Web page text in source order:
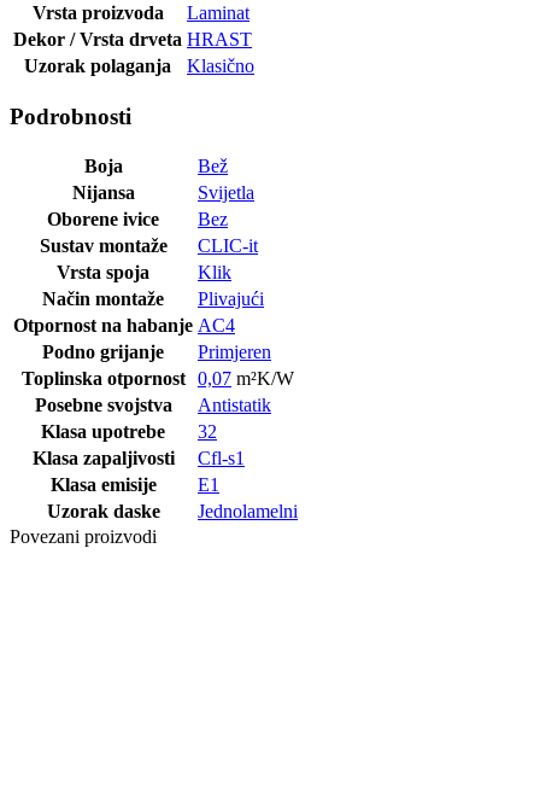
Vrsta proizvoda
Laminat
Dekor / Vrsta drveta HRAST
Uzorak polaganja
Klasično
Podrobnosti
Boja
Bež
Nijansa
Svijetla
Oborene ivice
Bez
Sustav montaže
CLIC-it
Vrsta spoja
Klik
Način montaže
Plivajući
Otpornost na habanje AC4
Podno grijanje
Primjeren
Toplinska otpornost
0,07 m²K/W
Posebne svojstva
Antistatik
Klasa upotrebe
32
Klasa zapaljivosti
Cfl-s1
Klasa emisije
E1
Uzorak daske
Jednolamelni
Povezani proizvodi